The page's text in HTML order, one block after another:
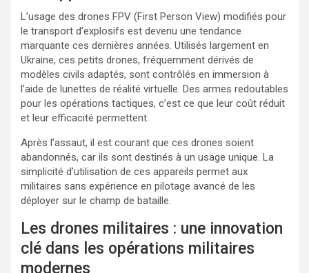
L’usage des drones FPV (First Person View) modifiés pour
le transport d’explosifs est devenu une tendance
marquante ces dernières années. Utilisés largement en
Ukraine, ces petits drones, fréquemment dérivés de
modèles civils adaptés, sont contrôlés en immersion à
l’aide de lunettes de réalité virtuelle. Des armes redoutables
pour les opérations tactiques, c’est ce que leur coût réduit
et leur efficacité permettent.
Après l’assaut, il est courant que ces drones soient
abandonnés, car ils sont destinés à un usage unique. La
simplicité d’utilisation de ces appareils permet aux
militaires sans expérience en pilotage avancé de les
déployer sur le champ de bataille.
Les drones militaires : une innovation
clé dans les opérations militaires
modernes